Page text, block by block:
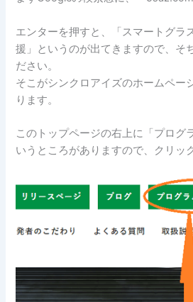
エンターを押すと、「スマートグラ
援」というのが出てきますので、そ
ださい。
そこがシンクロアイズのホームペー
ります。
このトップページの右上に「プログ
いうところがありますので、クリッ